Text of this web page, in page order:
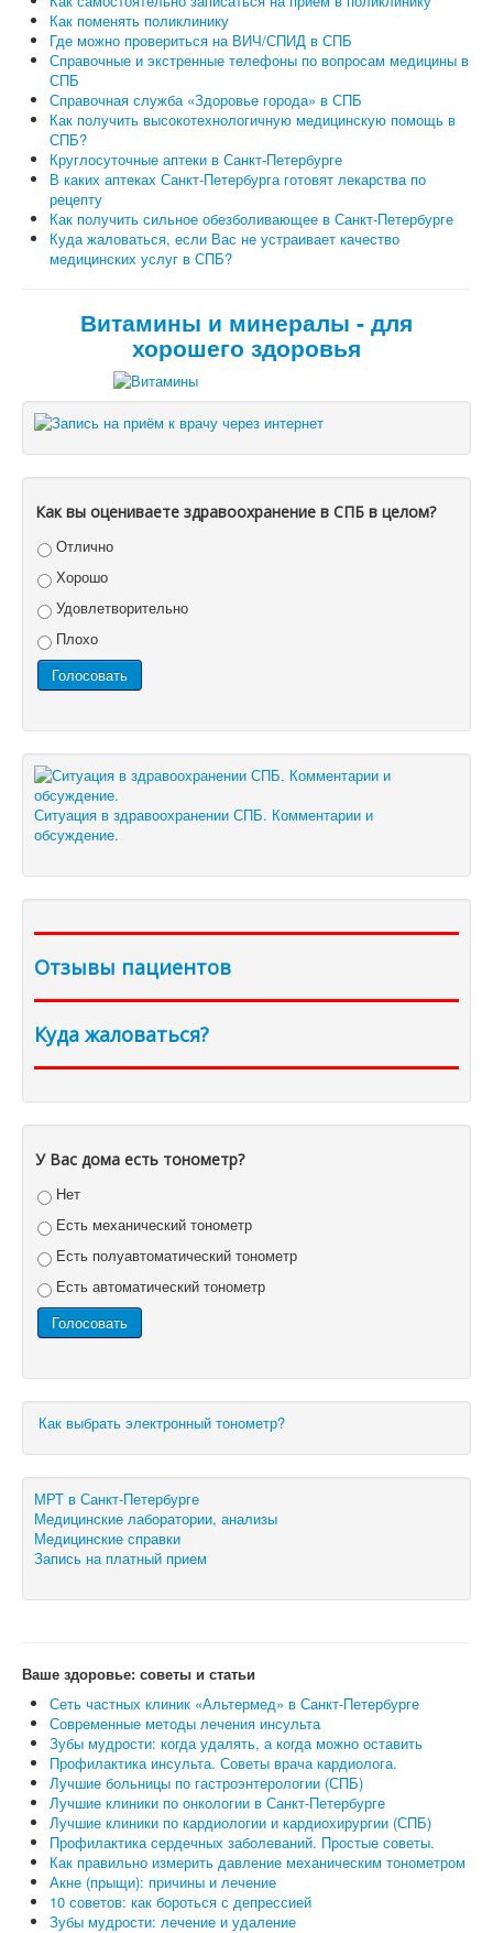
Как поменять поликлинику
Где можно провериться на ВИЧ/СПИД в СПБ
Справочные и экстренные телефоны по вопросам медицины в
СПБ
Справочная служба «Здоровье города» в СПБ
Как получить высокотехнологичную медицинскую помощь в
СПБ?
Круглосуточные аптеки в Санкт-Петербурге
В каких аптеках Санкт-Петербурга готовят лекарства по
рецепту
Как получить сильное обезболивающее в Санкт-Петербурге
Куда жаловаться, если Вас не устраивает качество
медицинских услуг в СПБ?
Витамины и минералы - для
хорошего здоровья
Как вы оцениваете здравоохранение в СПБ в целом?
Отлично
Хорошо
Удовлетворительно
Плохо
Ситуация в здравоохранении СПБ. Комментарии и
обсуждение.
Отзывы пациентов
Куда жаловаться?
У Вас дома есть тонометр?
Нет
Есть механический тонометр
Есть полуавтоматический тонометр
Есть автоматический тонометр
Как выбрать электронный тонометр?
МРТ в Санкт-Петербурге
Медицинские лаборатории, анализы
Медицинские справки
Запись на платный прием
Ваше здоровье: советы и статьи
Сеть частных клиник «Альтермед» в Санкт-Петербурге
Современные методы лечения инсульта
Зубы мудрости: когда удалять, а когда можно оставить
Профилактика инсульта. Советы врача кардиолога.
Лучшие больницы по гастроэнтерологии (СПБ)
Лучшие клиники по онкологии в Санкт-Петербурге
Лучшие клиники по кардиологии и кардиохирургии (СПБ)
Профилактика сердечных заболеваний. Простые советы.
Как правильно измерить давление механическим тонометром
Акне (прыщи): причины и лечение
10 советов: как бороться с депрессией
Зубы мудрости: лечение и удаление